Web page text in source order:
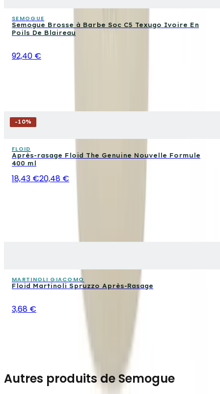
SEMOGUE
Semogue Brosse à Barbe Soc C5 Texugo Ivoire En
Poils De Blaireau
92,40 €
-10%
FLOID
Après-rasage Floid The Genuine Nouvelle Formule
400 ml
18,43 €20,48 €
MARTINOLI GIACOMO
Floid Martinoli Spruzzo Après-Rasage
3,68 €
Autres produits de Semogue